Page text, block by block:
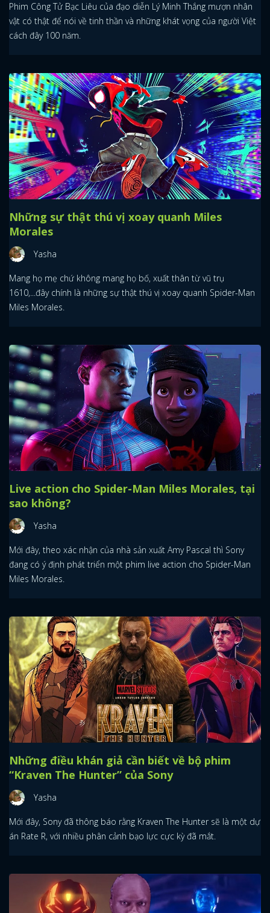
Phim Công Tử Bạc Liêu của đạo diễn Lý Minh Thắng mượn nhân
vật có thật để nói về tinh thần và những khát vọng của người Việt
cách đây 100 năm.
Những sự thật thú vị xoay quanh Miles
Morales
Yasha
Mang họ mẹ chứ không mang họ bố, xuất thân từ vũ trụ
1610,...đây chính là những sự thật thú vị xoay quanh Spider-Man
Miles Morales.
Live action cho Spider-Man Miles Morales, tại
sao không?
Yasha
Mới đây, theo xác nhận của nhà sản xuất Amy Pascal thì Sony
đang có ý định phát triển một phim live action cho Spider-Man
Miles Morales.
Những điều khán giả cần biết về bộ phim
“Kraven The Hunter” của Sony
Yasha
Mới đây, Sony đã thông báo rằng Kraven The Hunter sẽ là một dự
án Rate R, với nhiều phân cảnh bạo lực cực kỳ đã mắt.